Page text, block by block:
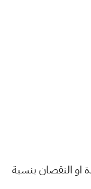
النقصان بنسبة